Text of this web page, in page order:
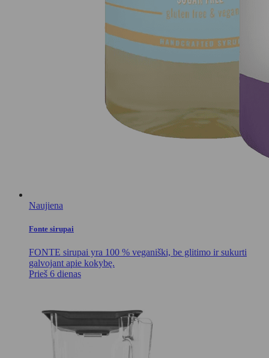
Naujiena
Fonte sirupai
FONTE sirupai yra 100 % veganiški, be glitimo ir sukurti
galvojant apie kokybę.
Prieš 6 dienas